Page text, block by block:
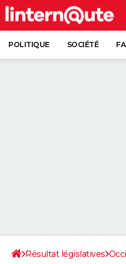
POLITIQUE SOCIÉTÉ
Résultat législatives